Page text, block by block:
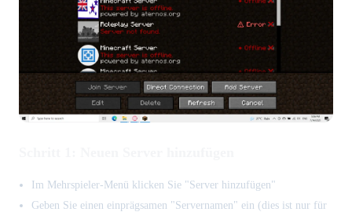
Im Mehrspieler-Menü klicken Sie "Server hinzufügen"
Geben Sie einen einprägsamen "Servernamen" ein (dies ist nur für